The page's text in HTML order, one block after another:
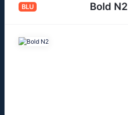
BLU Bold N2